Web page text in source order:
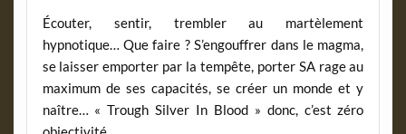
Écouter, sentir, trembler au martèlement
hypnotique… Que faire ? S’engouffrer dans le magma,
se laisser emporter par la tempête, porter SA rage au
maximum de ses capacités, se créer un monde et y
naître… « Trough Silver In Blood » donc, c’est zéro